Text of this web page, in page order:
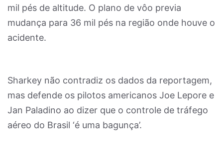
mil pés de altitude. O plano de vôo previa
mudança para 36 mil pés na região onde houve o
acidente.
Sharkey não contradiz os dados da reportagem,
mas defende os pilotos americanos Joe Lepore e
Jan Paladino ao dizer que o controle de tráfego
aéreo do Brasil ‘é uma bagunça’.